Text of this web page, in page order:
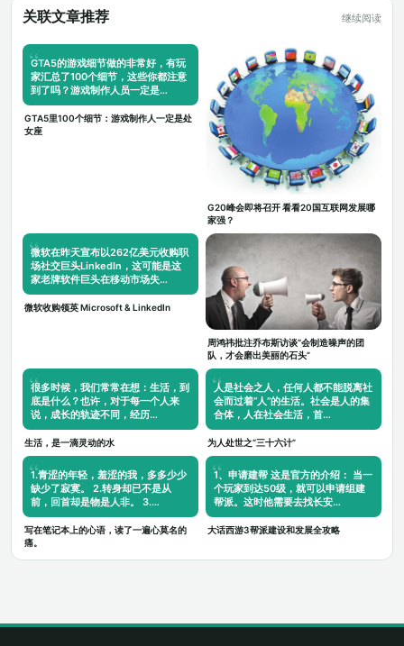
关联文章推荐 继续阅读
GTA5的游戏细节做的非常好，有玩
家汇总了100个细节，这些你都注意
到了吗？游戏制作人员一定是…
GTA5里100个细节：游戏制作人一定是处
女座
G20峰会即将召开 看看20国互联网发展哪
家强？
微软在昨天宣布以262亿美元收购职
场社交巨头LinkedIn，这可能是这
家老牌软件巨头在移动市场失…
微软收购领英 Microsoft & LinkedIn
周鸿祎批注乔布斯访谈“会制造噪声的团
队，才会磨出美丽的石头”
很多时候，我们常常在想：生活，到
底是什么？也许，对于每一个人来
说，成长的轨迹不同，经历…
生活，是一滴灵动的水
人是社会之人，任何人都不能脱离社
会而过着“人”的生活。社会是人的集
合体，人在社会生活，首…
为人处世之“三十六计”
1.青涩的年轻，羞涩的我，多多少少
缺少了寂寞。 2.转身却已不是从
前，回首却是物是人非。 3.…
写在笔记本上的心语，读了一遍心莫名的
痛。
1、申请建帮 这是官方的介绍： 当一
个玩家到达50级，就可以申请组建
帮派。这时他需要去找长安…
大话西游3帮派建设和发展全攻略